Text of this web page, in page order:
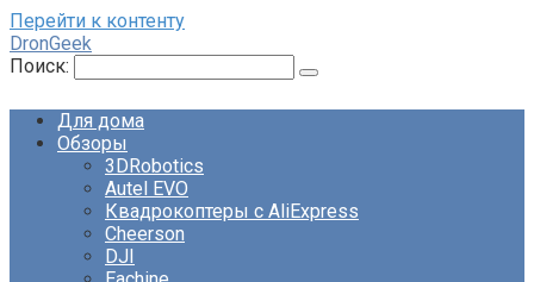
Перейти к контенту
DronGeek
Поиск:
Для дома
Обзоры
3DRobotics
Autel EVO
Квадрокоптеры с AliExpress
Cheerson
DJI